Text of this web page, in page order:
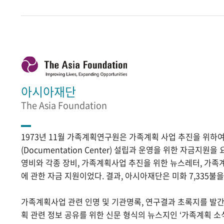
아시아재단
The Asia Foundation
1973년 11월 가족계획연구원은 가족계획 사업 추진을 위하
(Documentation Center) 설립과 운영을 위한 자금지원을
영비와 각종 장비, 가족계획사업 추진을 위한 뉴스레터, 가
에 관한 자금 지원이었다. 결과, 아시아재단은 미화 7,335불
가족계획사업 관련 인명 및 기관명록, 연구결과 초록지를 발
획 관련 정보 공유를 위한 신문 형식의 뉴스지인 ‘가족계획